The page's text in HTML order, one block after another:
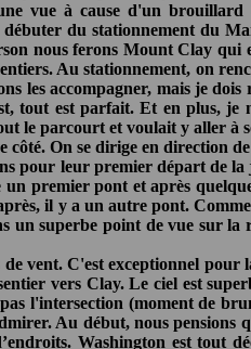
vue à cause d'un
du stationnement du
nous ferons Mount Clay
Au stationnement, on
les accompagner, mais je
tout est parfait. Et en plus,
le parcourt et voulait y aller à
côté. On se dirige en direction
pour leur premier départ de
premier pont et après
il y a un autre pont.
un superbe point de vue sur la
vent. C'est exceptionnel
vers Clay. Le ciel est
l'intersection (moment de
Au début, nous pensions
Washington est tout